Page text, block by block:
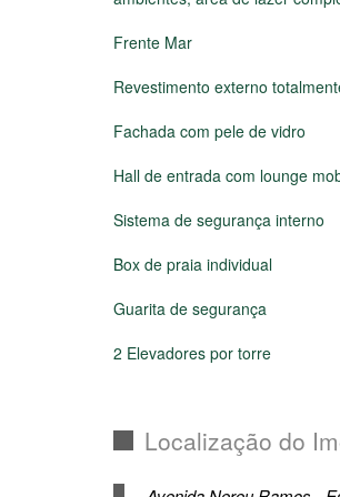
Frente Mar
Revestimento externo
Fachada com pele de vidro
Hall de entrada com lounge
Sistema de segurança interno
Box de praia individual
Guarita de segurança
2 Elevadores por torre
Localização do